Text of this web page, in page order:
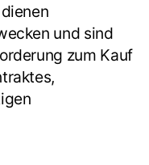
und sind
zum Kauf